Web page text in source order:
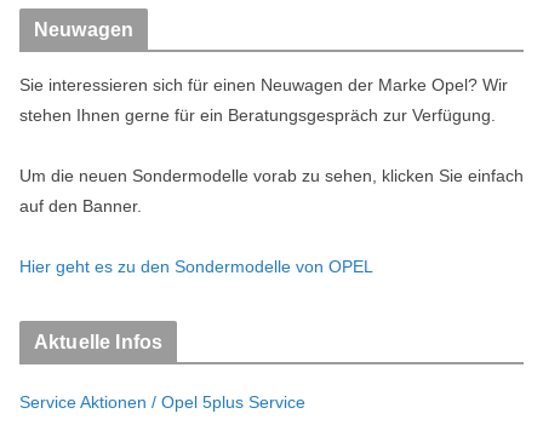
Neuwagen
Sie interessieren sich für einen Neuwagen der Marke Opel? Wir
stehen Ihnen gerne für ein Beratungsgespräch zur Verfügung.
Um die neuen Sondermodelle vorab zu sehen, klicken Sie einfach
auf den Banner.
Hier geht es zu den Sondermodelle von OPEL
Aktuelle Infos
Service Aktionen / Opel 5plus Service